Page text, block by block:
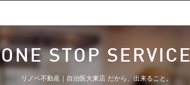
ONE STOP SERVICE
リノベ不動産｜自治医大東店 だから、出来ること。